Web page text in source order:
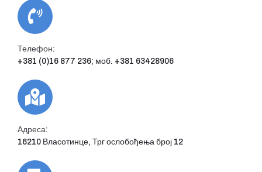
Телефон:
+381 (0)16 877 236; моб. +381 63428906
Адреса:
16210 Власотинце, Трг ослобођења број 12